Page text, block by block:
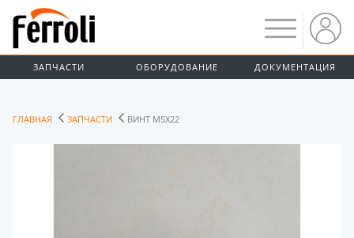
ЗАПЧАСТИ ОБОРУДОВАНИЕ ДОКУМЕНТАЦИЯ
ГЛАВНАЯ ЗАПЧАСТИ ВИНТ M5X22